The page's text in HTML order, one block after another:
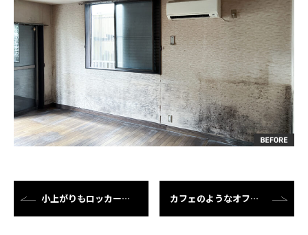
小上がりもロッカーも、家族のため... カフェのようなオフィスリノベーシ...